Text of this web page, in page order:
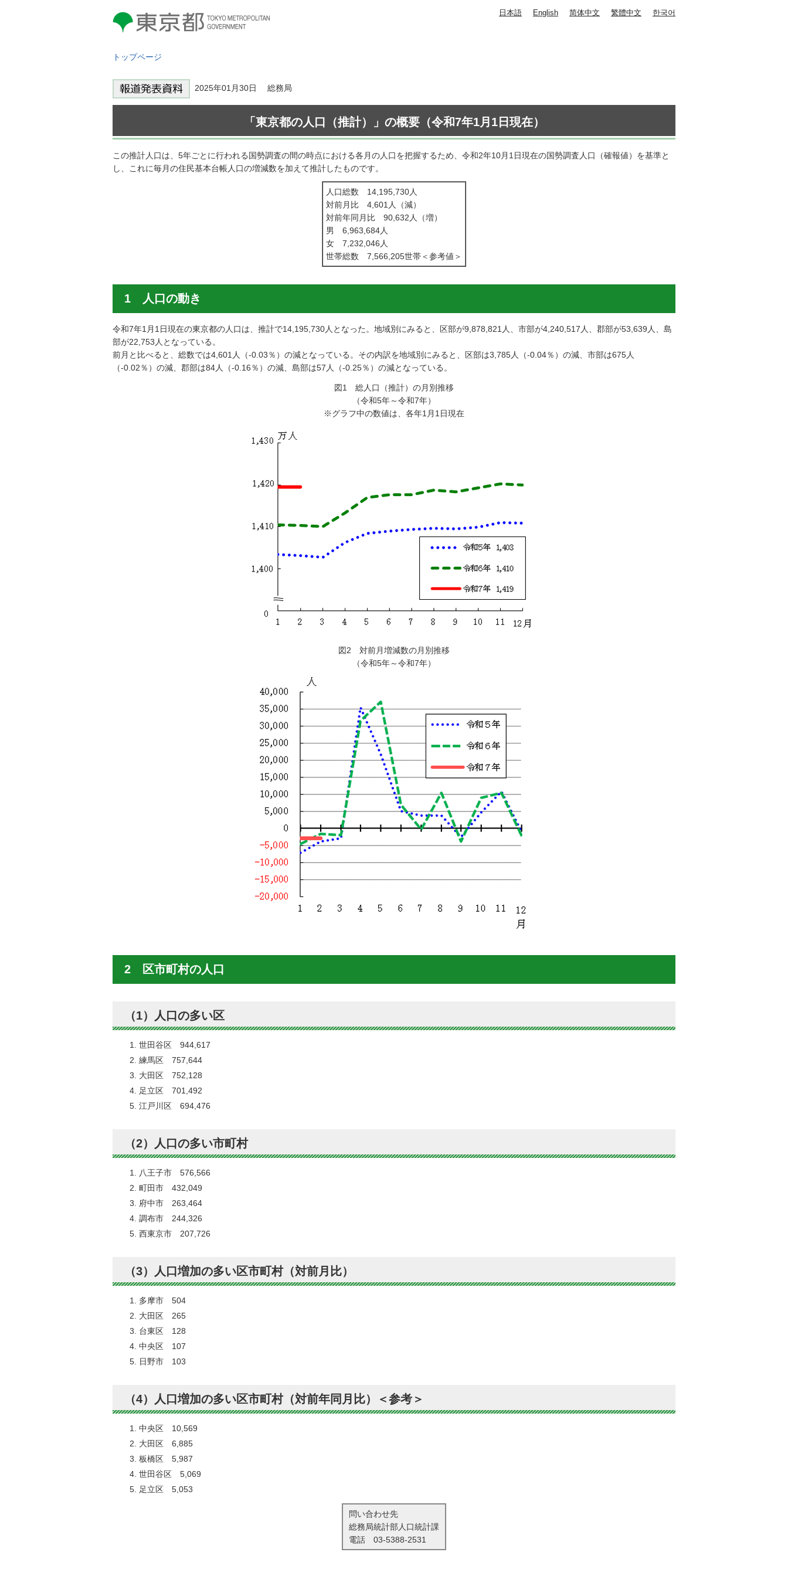
東京都 TOKYO METROPOLITAN
GOVERNMENT
日本語 English 简体中文 繁體中文 한국어
トップページ
2025年01月30日 総務局
「東京都の人口（推計）」の概要（令和7年1月1日現在）
この推計人口は、5年ごとに行われる国勢調査の間の時点における各月の人口を把握するため、令和2年10月1日現在の国勢調査人口（確報値）を基準と
し、これに毎月の住民基本台帳人口の増減数を加えて推計したものです。
人口総数 14,195,730人
対前月比 4,601人（減）
対前年同月比 90,632人（増）
男 6,963,684人
女 7,232,046人
世帯総数 7,566,205世帯＜参考値＞
1 人口の動き
令和7年1月1日現在の東京都の人口は、推計で14,195,730人となった。地域別にみると、区部が9,878,821人、市部が4,240,517人、郡部が53,639人、島
部が22,753人となっている。
前月と比べると、総数では4,601人（-0.03％）の減となっている。その内訳を地域別にみると、区部は3,785人（-0.04％）の減、市部は675人
（-0.02％）の減、郡部は84人（-0.16％）の減、島部は57人（-0.25％）の減となっている。
図1 総人口（推計）の月別推移
（令和5年～令和7年）
※グラフ中の数値は、各年1月1日現在
図2 対前月増減数の月別推移
（令和5年～令和7年）
2 区市町村の人口
（1）人口の多い区
世田谷区 944,617
練馬区 757,644
大田区 752,128
足立区 701,492
江戸川区 694,476
（2）人口の多い市町村
八王子市 576,566
町田市 432,049
府中市 263,464
調布市 244,326
西東京市 207,726
（3）人口増加の多い区市町村（対前月比）
多摩市 504
大田区 265
台東区 128
中央区 107
日野市 103
（4）人口増加の多い区市町村（対前年同月比）＜参考＞
中央区 10,569
大田区 6,885
板橋区 5,987
世田谷区 5,069
足立区 5,053
問い合わせ先
総務局統計部人口統計課
電話 03-5388-2531